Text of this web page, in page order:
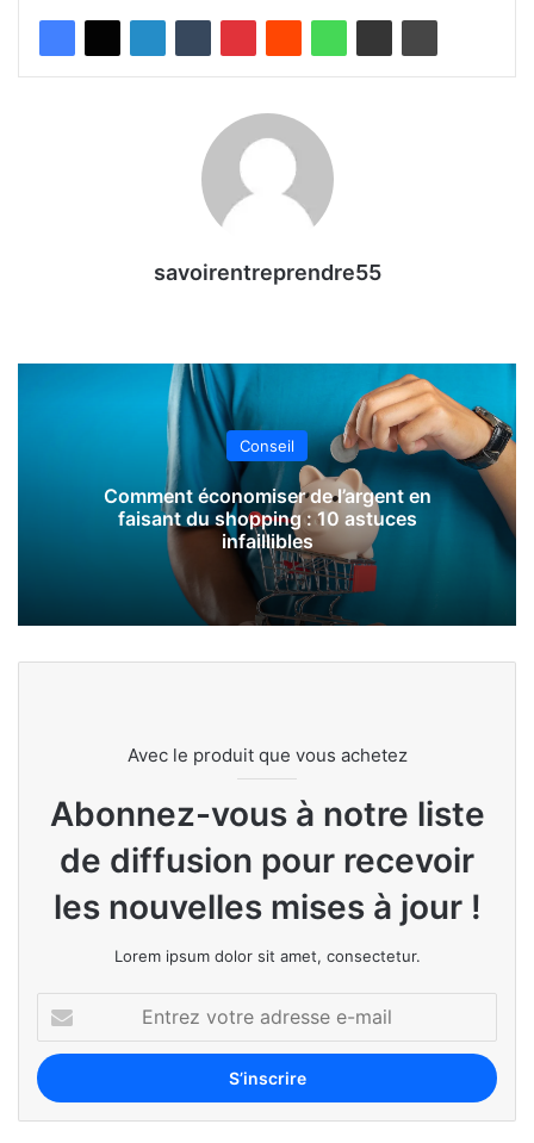
savoirentreprendre55
Conseil
Comment économiser de l’argent en
faisant du shopping : 10 astuces
infaillibles
Avec le produit que vous achetez
Abonnez-vous à notre liste
de diffusion pour recevoir
les nouvelles mises à jour !
Lorem ipsum dolor sit amet, consectetur.